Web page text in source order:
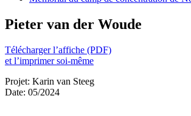
Pieter van der Woude
Télécharger l’affiche (PDF)
et l’imprimer soi-même
Projet: Karin van Steeg
Date: 05/2024